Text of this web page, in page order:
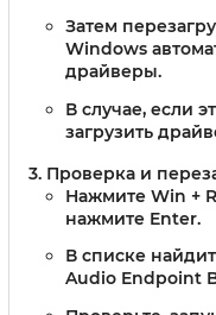
Затем
Windows
драйверы.
В случае, если
загрузить
Проверка и
Нажмите Win +
нажмите Enter.
В списке
Audio Endpoint